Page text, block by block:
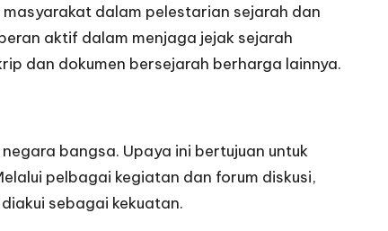
dalam pelestarian sejarah dan
aktif dalam menjaga jejak sejarah
dan dokumen bersejarah berharga lainnya.
bangsa. Upaya ini bertujuan untuk
pelbagai kegiatan dan forum diskusi,
sebagai kekuatan.